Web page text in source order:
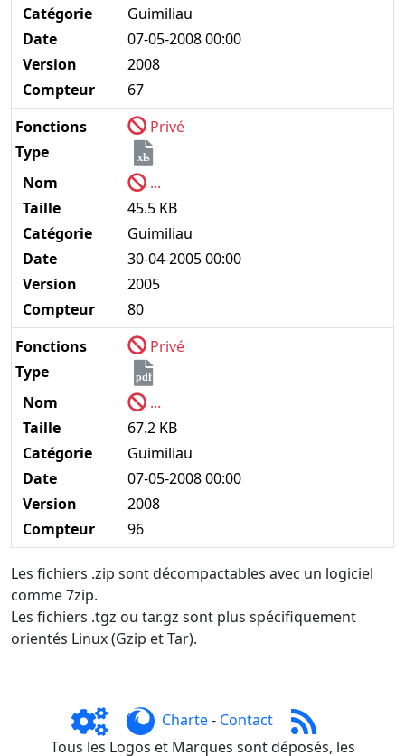
Catégorie
Guimiliau
Date
07-05-2008 00:00
Version
2008
Compteur
67
Fonctions
Privé
Type
xls
Nom
...
Taille
45.5 KB
Catégorie
Guimiliau
Date
30-04-2005 00:00
Version
2005
Compteur
80
Fonctions
Privé
Type
pdf
Nom
...
Taille
67.2 KB
Catégorie
Guimiliau
Date
07-05-2008 00:00
Version
2008
Compteur
96
Les fichiers .zip sont décompactables avec un logiciel
comme 7zip.
Les fichiers .tgz ou tar.gz sont plus spécifiquement
orientés Linux (Gzip et Tar).
Charte- Contact
Tous les Logos et Marques sont déposés, les